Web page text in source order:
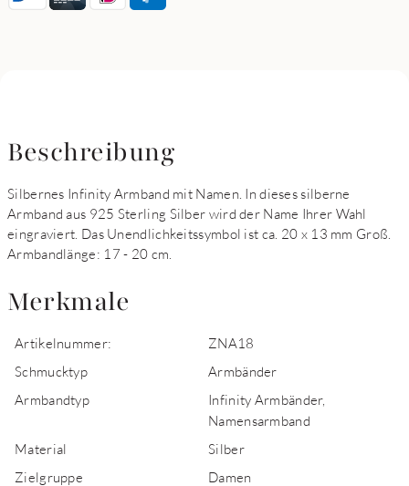
Beschreibung
Silbernes Infinity Armband mit Namen. In dieses silberne
Armband aus 925 Sterling Silber wird der Name Ihrer Wahl
eingraviert. Das Unendlichkeitssymbol ist ca. 20 x 13 mm Groß.
Armbandlänge: 17 - 20 cm.
Merkmale
Artikelnummer:
ZNA18
Schmucktyp
Armbänder
Armbandtyp
Infinity Armbänder,
Namensarmband
Material
Silber
Zielgruppe
Damen